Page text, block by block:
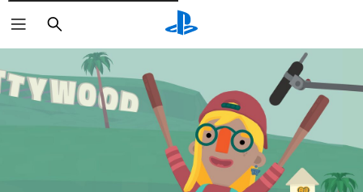
Rechercher